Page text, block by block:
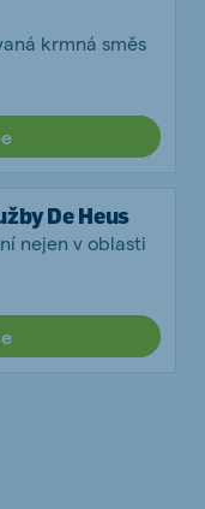
krmná směs
De Heus
nejen v oblasti